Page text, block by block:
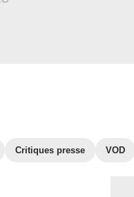
Critiques presse VOD